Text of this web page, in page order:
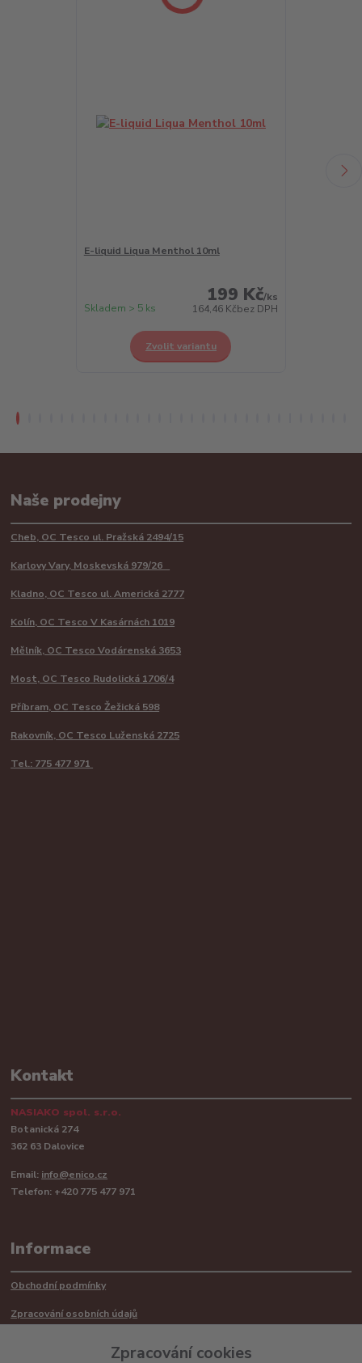
E-liquid Liqua Menthol 10ml
199 Kč/ks
164,46 Kčbez DPH
Skladem > 5 ks
Zvolit variantu
Naše prodejny
Cheb, OC Tesco ul. Pražská 2494/15
Karlovy Vary, Moskevská 979/26
Kladno, OC Tesco ul. Americká 2777
Kolín, OC Tesco V Kasárnách 1019
Mělník, OC Tesco Vodárenská 3653
Most, OC Tesco Rudolická 1706/4
Příbram, OC Tesco Žežická 598
Rakovník, OC Tesco Luženská 2725
Tel.: 775 477 971
Kontakt
NASIAKO spol. s.r.o.
Botanická 274
362 63 Dalovice
Email: info@enico.cz
Telefon: +420 775 477 971
Informace
Obchodní podmínky
Zpracování osobních údajů
Zpracování cookies